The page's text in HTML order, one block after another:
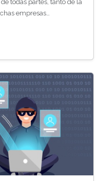
todas partes, tanto de la
empresas…